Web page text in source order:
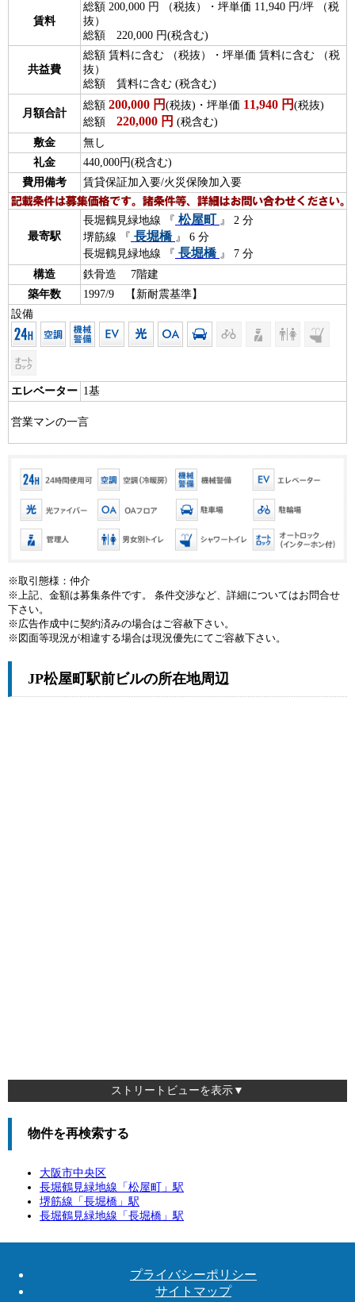
賃料
総額 200,000 円 （税抜）・坪単価 11,940 円/坪 （税
抜）
総額 220,000 円(税含む)
共益費
総額 賃料に含む （税抜）・坪単価 賃料に含む （税
抜）
総額 賃料に含む (税含む)
月額合計
総額 200,000 円 (税抜)・坪単価 11,940 円 (税抜)
総額 220,000 円 (税含む)
敷金
無し
礼金
440,000円(税含む)
費用備考
賃貸保証加入要/火災保険加入要
最寄駅
長堀鶴見緑地線 『 松屋町 』 2 分
堺筋線 『 長堀橋 』 6 分
長堀鶴見緑地線 『 長堀橋 』 7 分
構造
鉄骨造 7階建
築年数
1997/9 【新耐震基準】
設備
エレベーター 1基
営業マンの一言
※取引態様：仲介
※上記、金額は募集条件です。 条件交渉など、詳細についてはお問合せ
下さい。
※広告作成中に契約済みの場合はご容赦下さい。
※図面等現況が相違する場合は現況優先にてご容赦下さい。
JP松屋町駅前ビルの所在地周辺
ストリートビューを表示▼
物件を再検索する
大阪市中央区
長堀鶴見緑地線「 松屋町
」駅
堺筋線「 長堀橋 」駅
長堀鶴見緑地線「 長堀橋 」駅
プライバシーポリシー
サイトマップ